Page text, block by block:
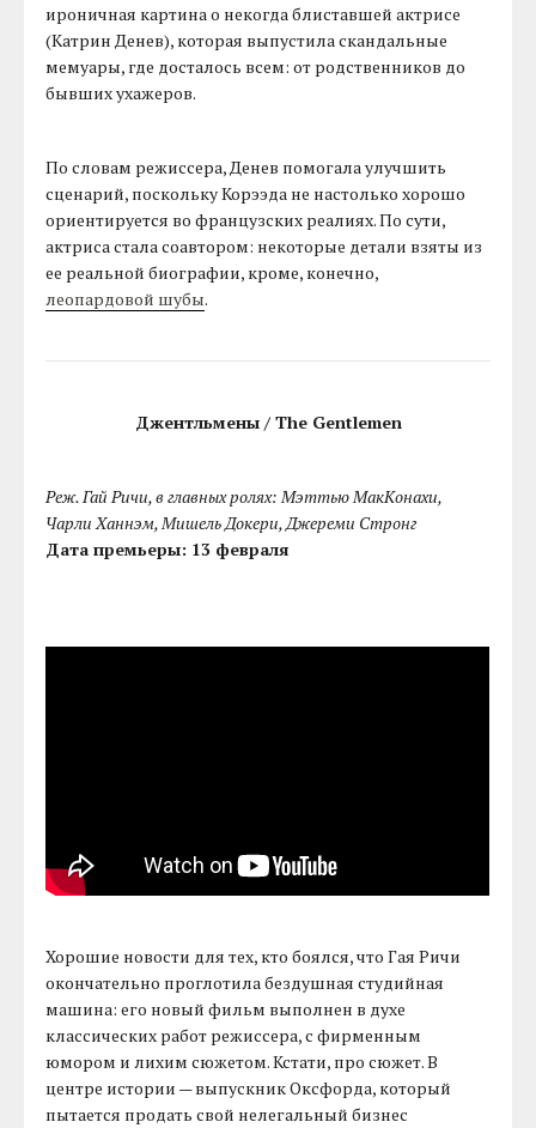
ироничная картина о некогда блиставшей актрисе
(Катрин Денев), которая выпустила скандальные
мемуары, где досталось всем: от родственников до
бывших ухажеров.
По словам режиссера, Денев помогала улучшить
сценарий, поскольку Корээда не настолько хорошо
ориентируется во французских реалиях. По сути,
актриса стала соавтором: некоторые детали взяты из
ее реальной биографии, кроме, конечно,
леопардовой шубы.
Джентльмены / The Gentlemen
Реж. Гай Ричи, в главных ролях: Мэттью МакКонахи,
Чарли Ханнэм, Мишель Докери, Джереми Стронг
Дата премьеры: 13 февраля
Хорошие новости для тех, кто боялся, что Гая Ричи
окончательно проглотила бездушная студийная
машина: его новый фильм выполнен в духе
классических работ режиссера, с фирменным
юмором и лихим сюжетом. Кстати, про сюжет. В
центре истории — выпускник Оксфорда, который
пытается продать свой нелегальный бизнес